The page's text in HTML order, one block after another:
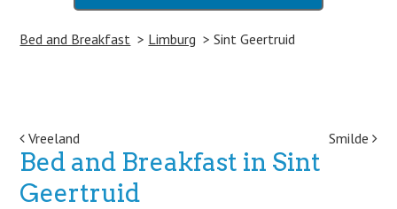
Bed and Breakfast Limburg Sint Geertruid
Post navigation
Vreeland Smilde
Bed and Breakfast in Sint
Geertruid